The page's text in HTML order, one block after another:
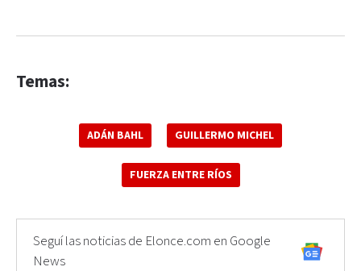
Temas:
ADÁN BAHL GUILLERMO MICHEL
FUERZA ENTRE RÍOS
Seguí las noticias de Elonce.com en Google
News